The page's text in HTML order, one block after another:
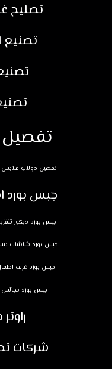
تصليح
تصنيع
تفصيل دولاب ملابس
جبس
جبس بورد ديكور
جبس بورد شاشات
جبس بورد غرف اطفال
جبس بورد مجالس
شركات